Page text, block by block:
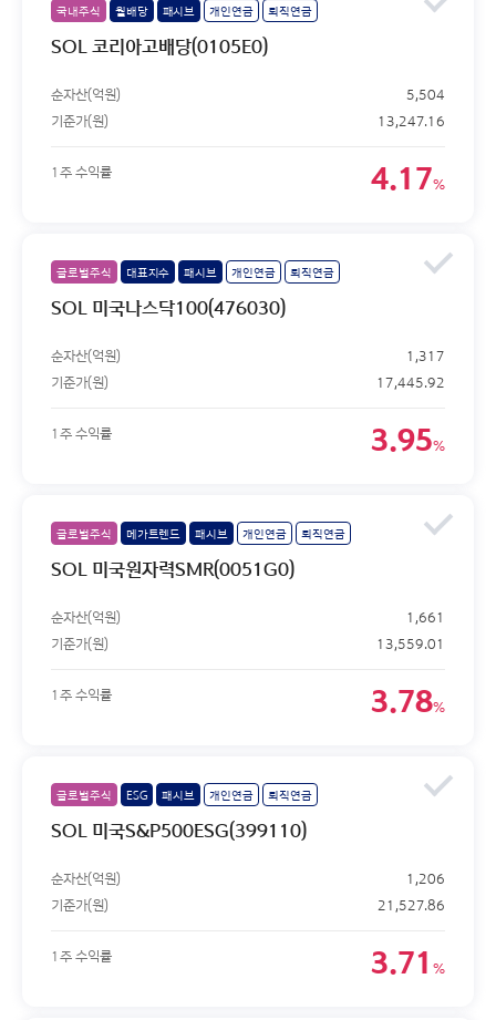
국내주식 월배당 패시브 개인연금 퇴직연금
SOL 코리아고배당(0105E0)
순자산(억원)
5,504
기준가(원)
13,247.16
1주 수익률 4.17%
글로벌주식 대표지수 패시브 개인연금 퇴직연금
SOL 미국나스닥100(476030)
순자산(억원)
1,317
기준가(원)
17,445.92
1주 수익률 3.95%
글로벌주식 메가트렌드 패시브 개인연금 퇴직연금
SOL 미국원자력SMR(0051G0)
순자산(억원)
1,661
기준가(원)
13,559.01
1주 수익률 3.78%
글로벌주식 ESG 패시브 개인연금 퇴직연금
SOL 미국S&P500ESG(399110)
순자산(억원)
1,206
기준가(원)
21,527.86
1주 수익률 3.71 %